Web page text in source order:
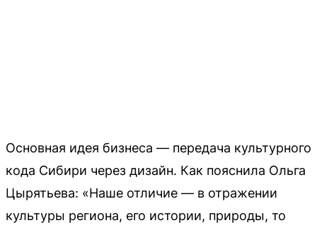
Основная идея бизнеса — передача культурного
кода Сибири через дизайн. Как пояснила Ольга
Цырятьева: «Наше отличие — в отражении
культуры региона, его истории, природы, то